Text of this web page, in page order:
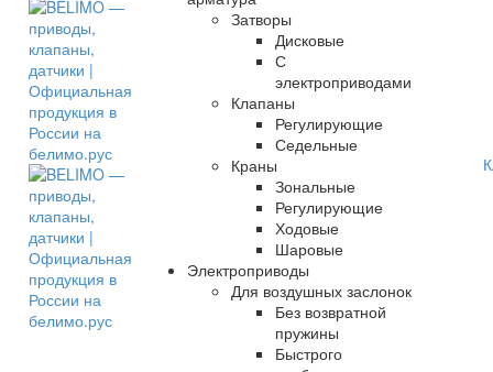
Затворы
Дисковые
С
электроприводами
Клапаны
Регулирующие
Седельные
Краны
Зональные
Регулирующие
Ходовые
Шаровые
Электроприводы
Для воздушных заслонок
Без возвратной
пружины
Быстрого